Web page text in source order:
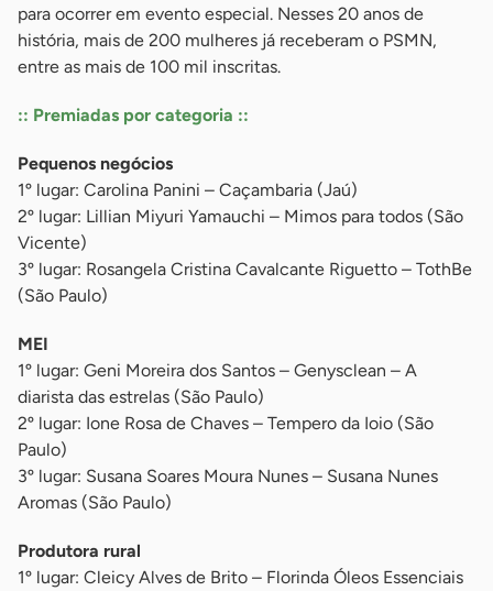
para ocorrer em evento especial. Nesses 20 anos de
história, mais de 200 mulheres já receberam o PSMN,
entre as mais de 100 mil inscritas.
:: Premiadas por categoria ::
Pequenos negócios
1º lugar: Carolina Panini – Caçambaria (Jaú)
2º lugar: Lillian Miyuri Yamauchi – Mimos para todos (São
Vicente)
3º lugar: Rosangela Cristina Cavalcante Riguetto – TothBe
(São Paulo)
MEI
1º lugar: Geni Moreira dos Santos – Genysclean – A
diarista das estrelas (São Paulo)
2º lugar: Ione Rosa de Chaves – Tempero da Ioio (São
Paulo)
3º lugar: Susana Soares Moura Nunes – Susana Nunes
Aromas (São Paulo)
Produtora rural
1º lugar: Cleicy Alves de Brito – Florinda Óleos Essenciais